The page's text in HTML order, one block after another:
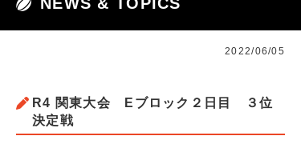
2022/06/05
R4 関東大会 Eブロック２日目 ３位
決定戦